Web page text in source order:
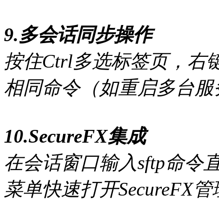
9.多会话同步操作
按住Ctrl多选标签页，右
相同命令（如重启多台
10.SecureFX集成
在会话窗口输入sftp命令
菜单快速打开SecureFX